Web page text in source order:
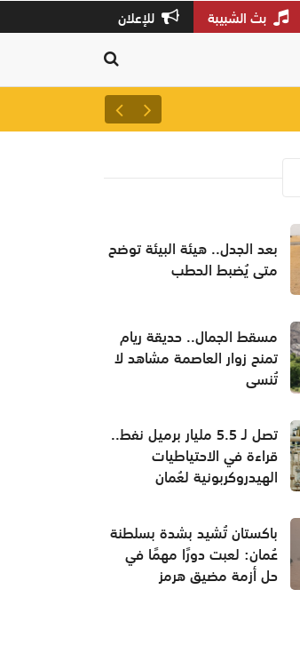
بث الشبيبة للإعلان
بعد الجدل.. هيئة البيئة
بعد الجدل.. هيئة البيئة توضح
متى يُضبط الحطب
مسقط الجمال.. حديقة ريام
تمنح زوار العاصمة مشاهد لا
تُنسى
تصل لـ 5.5 مليار برميل نفط..
قراءة في الاحتياطيات
الهيدروكربونية لعُمان
باكستان تُشيد بشدة بسلطنة
عُمان: لعبت دورًا مهمًا في
حل أزمة مضيق هرمز